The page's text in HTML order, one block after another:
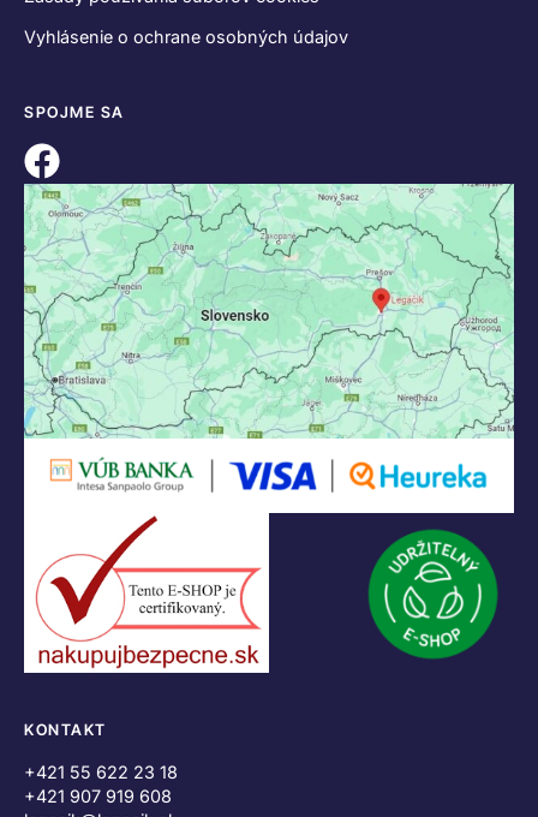
Vyhlásenie o ochrane osobných údajov
SPOJME SA
KONTAKT
+421 55 622 23 18
+421 907 919 608